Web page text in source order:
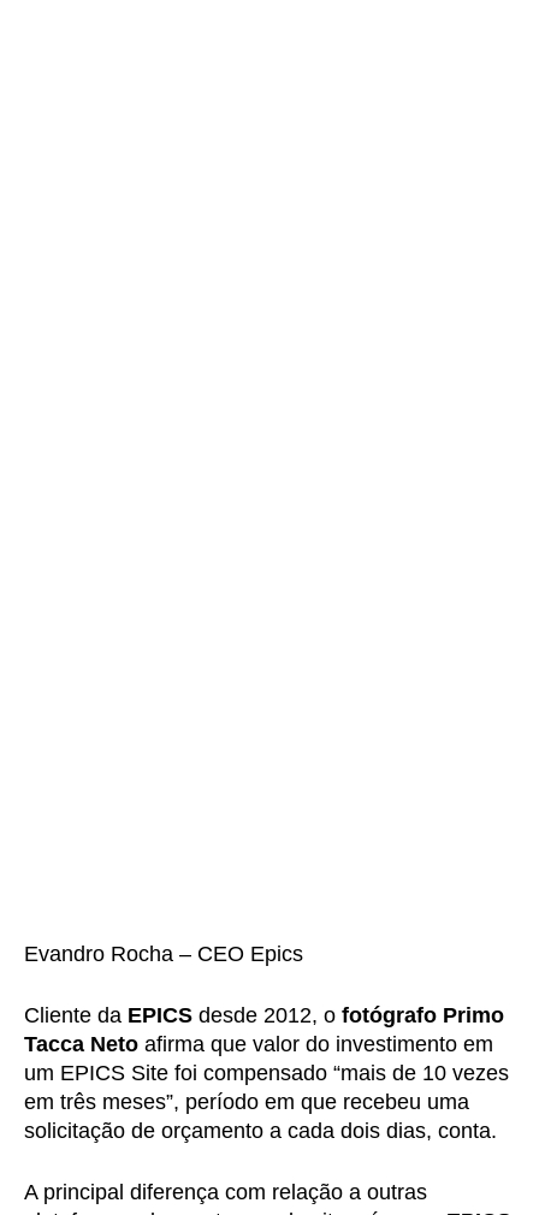
Evandro Rocha – CEO Epics
Cliente da EPICS desde 2012, o fotógrafo Primo
Tacca Neto afirma que valor do investimento em
um EPICS Site foi compensado “mais de 10 vezes
em três meses”, período em que recebeu uma
solicitação de orçamento a cada dois dias, conta.
A principal diferença com relação a outras